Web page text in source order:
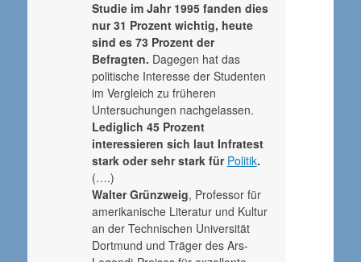
Studie im Jahr 1995 fanden dies
nur 31 Prozent wichtig, heute
sind es 73 Prozent der
Befragten. Dagegen hat das
politische Interesse der Studenten
im Vergleich zu früheren
Untersuchungen nachgelassen.
Lediglich 45 Prozent
interessieren sich laut Infratest
stark oder sehr stark für Politik.
(….)
Walter Grünzweig, Professor für
amerikanische Literatur und Kultur
an der Technischen Universität
Dortmund und Träger des Ars-